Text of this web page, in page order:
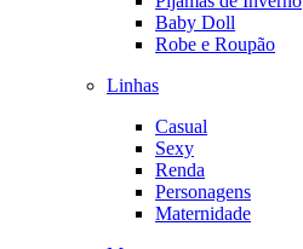
Baby Doll
Robe e Roupão
Linhas
Casual
Sexy
Renda
Personagens
Maternidade